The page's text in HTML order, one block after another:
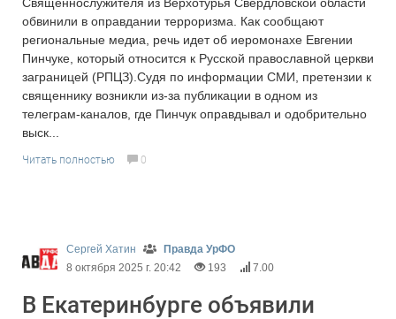
обвинили в оправдании терроризма. Как сообщают
региональные медиа, речь идет об иеромонахе Евгении
Пинчуке, который относится к Русской православной церкви
заграницей (РПЦЗ).Судя по информации СМИ, претензии к
священнику возникли из-за публикации в одном из
телеграм-каналов, где Пинчук оправдывал и одобрительно
выск...
Читать полностью 0
Сергей Хатин
Правда УрФО
8 октября 2025 г. 20:42
193 7.00
В Екатеринбурге объявили